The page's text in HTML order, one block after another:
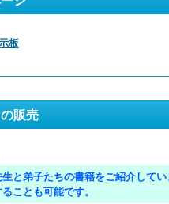
板
販売
と弟子たちの書籍をご紹介して
ことも可能です。